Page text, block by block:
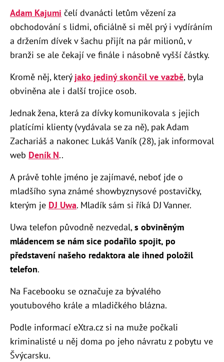
Adam Kajumi čelí dvanácti letům vězení za
obchodování s lidmi, oficiálně si měl prý i vydíráním
a držením dívek v šachu přijít na pár milionů, v
branži se ale čekají ve finále i násobně vyšší částky.
Kromě něj, který jako jediný skončil ve vazbě, byla
obviněna ale i další trojice osob.
Jednak žena, která za dívky komunikovala s jejich
platícími klienty (vydávala se za ně), pak Adam
Zachariáš a nakonec Lukáš Vaník (28), jak informoval
web Deník N..
A právě tohle jméno je zajímavé, neboť jde o
mladšího syna známé showbyznysové postavičky,
kterým je DJ Uwa. Mladík sám si říká DJ Vanner.
Uwa telefon původně nezvedal,s obviněným
mládencem se nám sice podařilo spojit, po
představení našeho redaktora ale ihned položil
telefon.
Na Facebooku se označuje za bývalého
youtubového krále a mladičkého blázna.
Podle informací eXtra.cz si na muže počkali
kriminalisté u něj doma po jeho návratu z pobytu ve
Švýcarsku.